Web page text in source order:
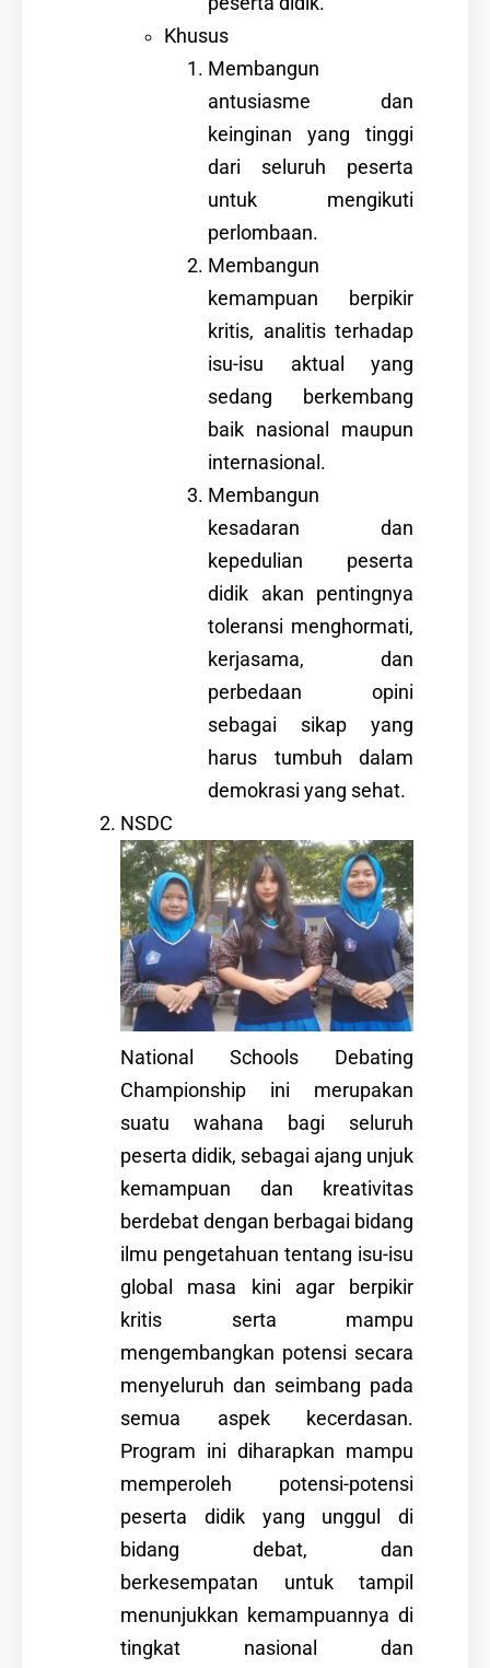
Khusus
Membangun
antusiasme dan
keinginan yang tinggi
dari seluruh peserta
untuk mengikuti
perlombaan.
Membangun
kemampuan berpikir
kritis, analitis terhadap
isu-isu aktual yang
sedang berkembang
baik nasional maupun
internasional.
Membangun
kesadaran dan
kepedulian peserta
didik akan pentingnya
toleransi menghormati,
kerjasama, dan
perbedaan opini
sebagai sikap yang
harus tumbuh dalam
demokrasi yang sehat.
NSDC
National Schools Debating
Championship ini merupakan
suatu wahana bagi seluruh
peserta didik, sebagai ajang unjuk
kemampuan dan kreativitas
berdebat dengan berbagai bidang
ilmu pengetahuan tentang isu-isu
global masa kini agar berpikir
kritis serta mampu
mengembangkan potensi secara
menyeluruh dan seimbang pada
semua aspek kecerdasan.
Program ini diharapkan mampu
memperoleh potensi-potensi
peserta didik yang unggul di
bidang debat, dan
berkesempatan untuk tampil
menunjukkan kemampuannya di
tingkat nasional dan